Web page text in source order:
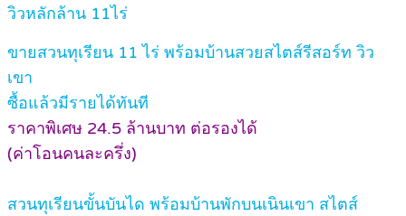
วิวหลักล้าน 11ไร่
ขายสวนทุเรียน 11 ไร่ พร้อมบ้านสวยสไตส์รีสอร์ท วิว
เขา
ซื้อแล้วมีรายได้ทันที
ราคาพิเศษ 24.5 ล้านบาท ต่อรองได้
(ค่าโอนคนละครึ่ง)
สวนทุเรียนขั้นบันได พร้อมบ้านพักบนเนินเขา สไตส์